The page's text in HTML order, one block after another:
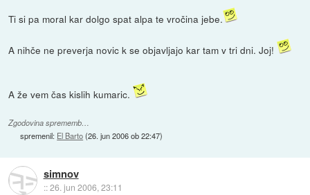
Ti si pa moral kar dolgo spat alpa te vročina jebe.
A nihče ne preverja novic k se objavljajo kar tam v tri dni. Joj!
A že vem čas kislih kumaric.
Zgodovina sprememb…
spremenil: El Barto(26. jun 2006 ob 22:47)
simnov
::26. jun 2006, 23:11